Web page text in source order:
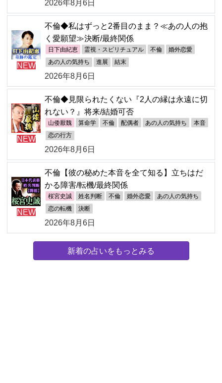
2026年8月6日
NEW
不倫◆私はずっと2番目のまま？≪あの人の抱
く愛願望≫決断/最終関係
日下由紀恵 霊視・スピリチュアル 不倫 婚外恋愛
あの人の気持ち 進展 結末
2026年8月6日
NEW
不倫◆見限られたくない『2人の縁は永遠に切
れない？』将来/結婚可否
山倭厭魏 算命学 不倫 配偶者 あの人の気持ち 本音
恋の行方
2026年8月6日
NEW
不倫【彼の秘めた本音を全て知る】立ちはだ
かる障害/転機/最終関係
桜宮史誠 姓名判断 不倫 婚外恋愛 あの人の気持ち
恋の転機 決断
2026年8月6日
新着の占いをもっとみる